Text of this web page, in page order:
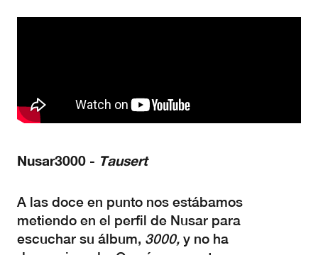
Nusar3000 - Tausert
A las doce en punto nos estábamos
metiendo en el perfil de Nusar para
escuchar su álbum, 3000, y no ha